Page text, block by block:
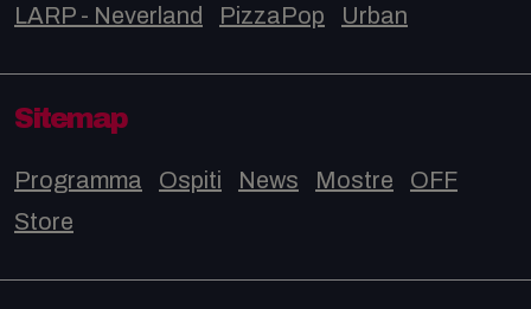
LARP - Neverland
PizzaPop Urban
Sitemap
Programma Ospiti News Mostre
OFF
Store